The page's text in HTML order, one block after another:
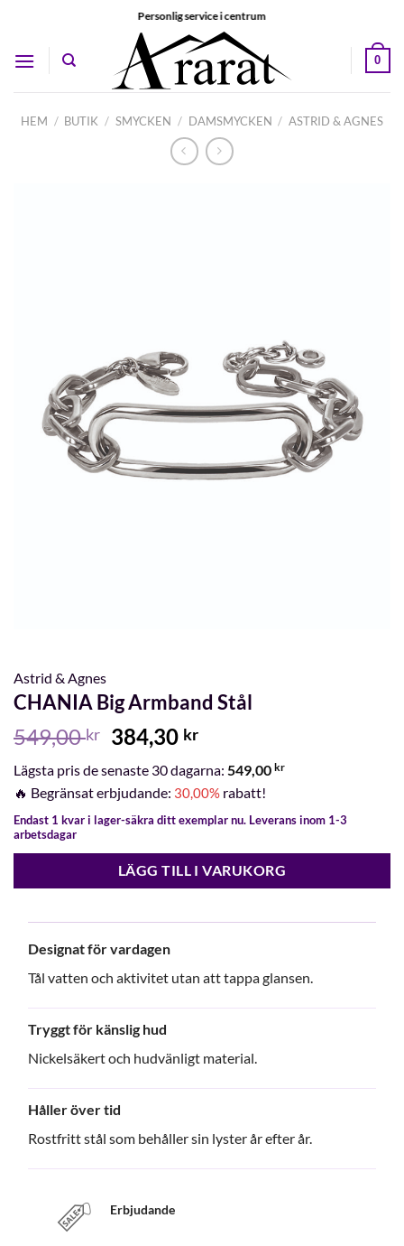
content
Personlig service i centrum
0
HEM / BUTIK / SMYCKEN / DAMSMYCKEN / ASTRID & AGNES
Astrid & Agnes
CHANIA Big Armband Stål
549,00kr Det
ursprungliga
priset
var:
549,00 kr.
384,30 krDet
nuvarande
priset
är:
384,30 kr.
Lägsta pris de senaste 30 dagarna: 549,00 kr
🔥 Begränsat erbjudande: 30,00% rabatt!
Endast 1 kvar i lager-säkra ditt exemplar nu. Leverans inom 1-3
arbetsdagar
LÄGG TILL I VARUKORG
Designat för vardagen
Tål vatten och aktivitet utan att tappa glansen.
Tryggt för känslig hud
Nickelsäkert och hudvänligt material.
Håller över tid
Rostfritt stål som behåller sin lyster år efter år.
Erbjudande